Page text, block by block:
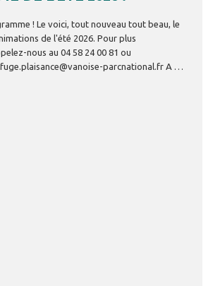
! Le voici, tout nouveau tout beau, le
de l'été 2026. Pour plus
nous au 04 58 24 00 81 ou